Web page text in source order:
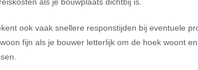
ook vaak snellere responstijden bij eventuele
fijn als je bouwer letterlijk om de hoek woont